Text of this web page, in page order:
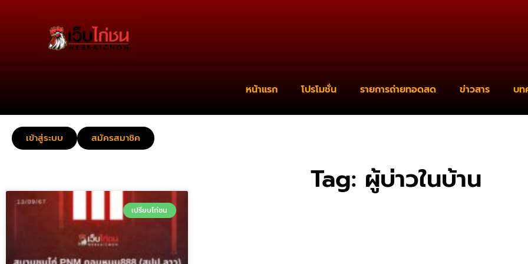
หน้าแรก โปรโมชั่น รายการถ่ายทอดสด ข่าวสาร บท
เข้าสู่ระบบ สมัครสมาชิค
Tag: ผู้บ่าวในบ้าน
เปรียบไก่ชน